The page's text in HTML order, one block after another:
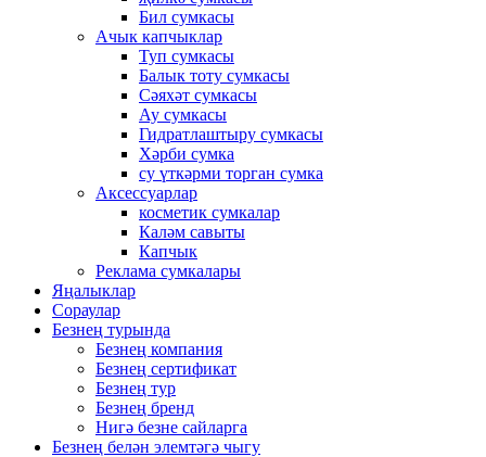
Бил сумкасы
Ачык капчыклар
Туп сумкасы
Балык тоту сумкасы
Сәяхәт сумкасы
Ау сумкасы
Гидратлаштыру сумкасы
Хәрби сумка
су үткәрми торган сумка
Аксессуарлар
косметик сумкалар
Каләм савыты
Капчык
Реклама сумкалары
Яңалыклар
Сораулар
Безнең турында
Безнең компания
Безнең сертификат
Безнең тур
Безнең бренд
Нигә безне сайларга
Безнең белән элемтәгә чыгу